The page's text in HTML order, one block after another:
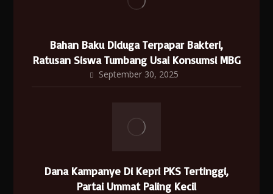
Bahan Baku Diduga Terpapar Bakteri,
Ratusan Siswa Tumbang Usai Konsumsi MBG
September 30, 2025
Dana Kampanye Di Kepri PKS Tertinggi,
Partai Ummat Paling Kecil